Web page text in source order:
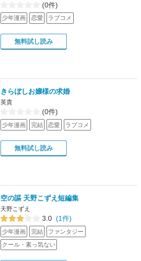
(0件)
少年漫画 恋愛 ラブコメ
無料試し読み
きらぼしお嬢様の求婚
英貴
(0件)
少年漫画 完結 恋愛 ラブコメ
無料試し読み
空の謳 天野こずえ短編集
天野こずえ
3.0 (1件)
少年漫画 完結
ファンタジー
クール・素っ気ない